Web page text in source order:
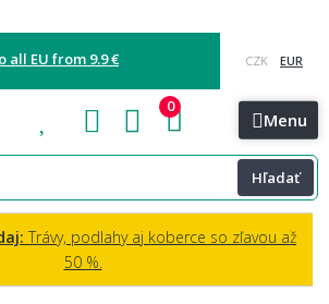
all EU from 9.9 €
Kontakt Menu
Hľadať
0
Trávy, podlahy aj koberce so zľavou až
50 %.